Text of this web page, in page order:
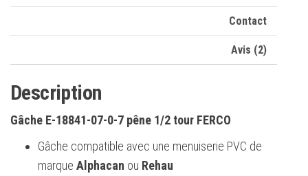
Contact
Avis (2)
Description
Gâche E-18841-07-0-7 pêne 1/2 tour FERCO
Gâche compatible avec une menuiserie PVC de
marque Alphacan ou Rehau